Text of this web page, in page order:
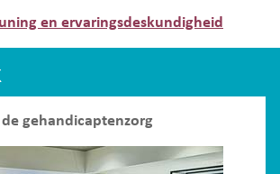
en ervaringsdeskundigheid
gehandicaptenzorg